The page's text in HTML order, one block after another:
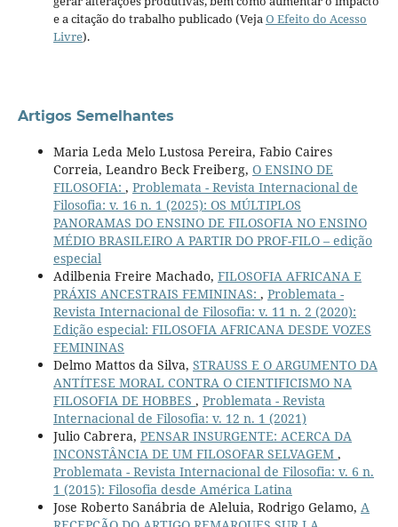
e a citação do trabalho publicado (VejaO Efeito do Acesso
Livre).
Artigos Semelhantes
Maria Leda Melo Lustosa Pereira, Fabio Caires
Correia, Leandro Beck Freiberg, O ENSINO DE
FILOSOFIA: , Problemata - Revista Internacional de
Filosofia: v. 16 n. 1 (2025): OS MÚLTIPLOS
PANORAMAS DO ENSINO DE FILOSOFIA NO ENSINO
MÉDIO BRASILEIRO A PARTIR DO PROF-FILO – edição
especial
Adilbenia Freire Machado, FILOSOFIA AFRICANA E
PRÁXIS ANCESTRAIS FEMININAS: , Problemata -
Revista Internacional de Filosofia: v. 11 n. 2 (2020):
Edição especial: FILOSOFIA AFRICANA DESDE VOZES
FEMININAS
Delmo Mattos da Silva, STRAUSS E O ARGUMENTO DA
ANTÍTESE MORAL CONTRA O CIENTIFICISMO NA
FILOSOFIA DE HOBBES , Problemata - Revista
Internacional de Filosofia: v. 12 n. 1 (2021)
Julio Cabrera, PENSAR INSURGENTE: ACERCA DA
INCONSTÂNCIA DE UM FILOSOFAR SELVAGEM ,
Problemata - Revista Internacional de Filosofia: v. 6 n.
1 (2015): Filosofia desde América Latina
Jose Roberto Sanábria de Aleluia, Rodrigo Gelamo, A